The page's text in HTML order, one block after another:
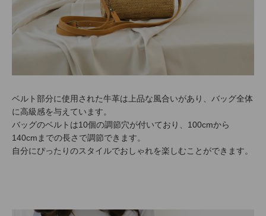
ベルト部分に使用された牛革は上品な風合いがあり、バッグ全体
に高級感を与えています。
バッグのベルトは10個の調節穴が付いており、100cmから
140cmまでの長さで調節できます。
自分にぴったりのスタイルでおしゃれを楽しむことができます。